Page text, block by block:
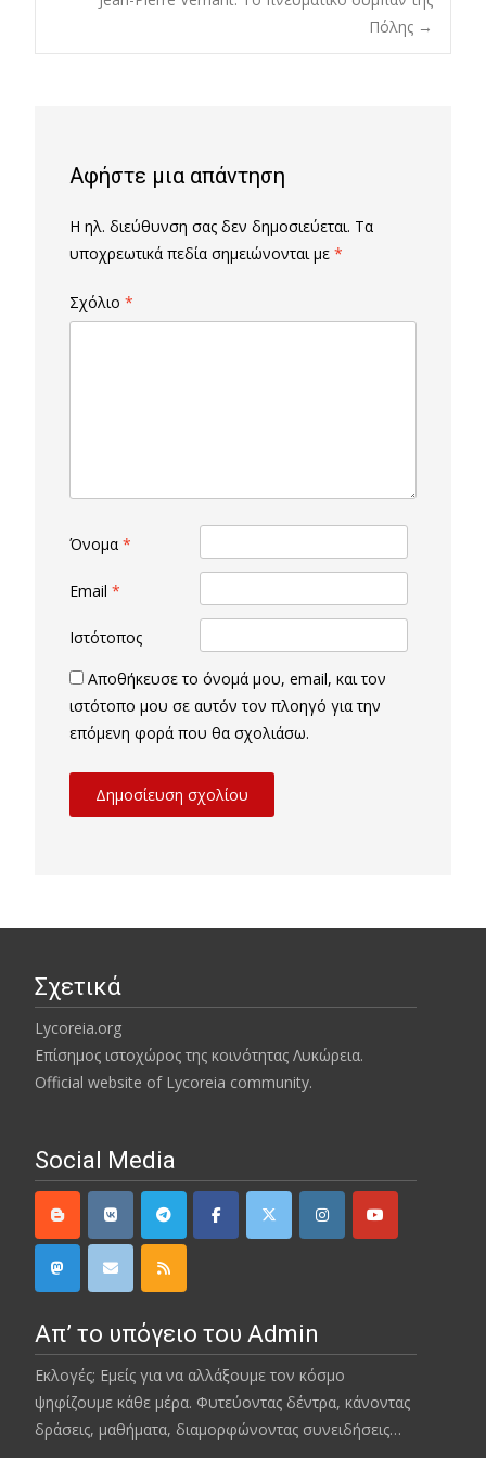
navigation
Πόλης →
Αφήστε μια απάντηση
Η ηλ. διεύθυνση σας δεν δημοσιεύεται. Τα
υποχρεωτικά πεδία σημειώνονται με *
Σχόλιο *
Όνομα *
Email *
Ιστότοπος
Αποθήκευσε το όνομά μου, email, και τον
ιστότοπο μου σε αυτόν τον πλοηγό για την
επόμενη φορά που θα σχολιάσω.
Σχετικά
Lycoreia.org
Επίσημος ιστοχώρος της κοινότητας Λυκώρεια.
Official website of Lycoreia community.
Social Media
Απ’ το υπόγειο του Admin
Εκλογές; Εμείς για να αλλάξουμε τον κόσμο
ψηφίζουμε κάθε μέρα. Φυτεύοντας δέντρα, κάνοντας
δράσεις, μαθήματα, διαμορφώνοντας συνειδήσεις…